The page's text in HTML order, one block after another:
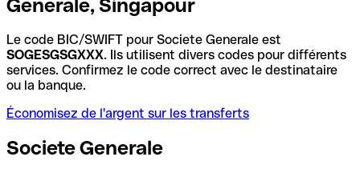
Generale, Singapour
Le code BIC/SWIFT pour Societe Generale est
SOGESGSGXXX. Ils utilisent divers codes pour différents
services. Confirmez le code correct avec le destinataire
ou la banque.
Économisez de l'argent sur les transferts
Societe Generale